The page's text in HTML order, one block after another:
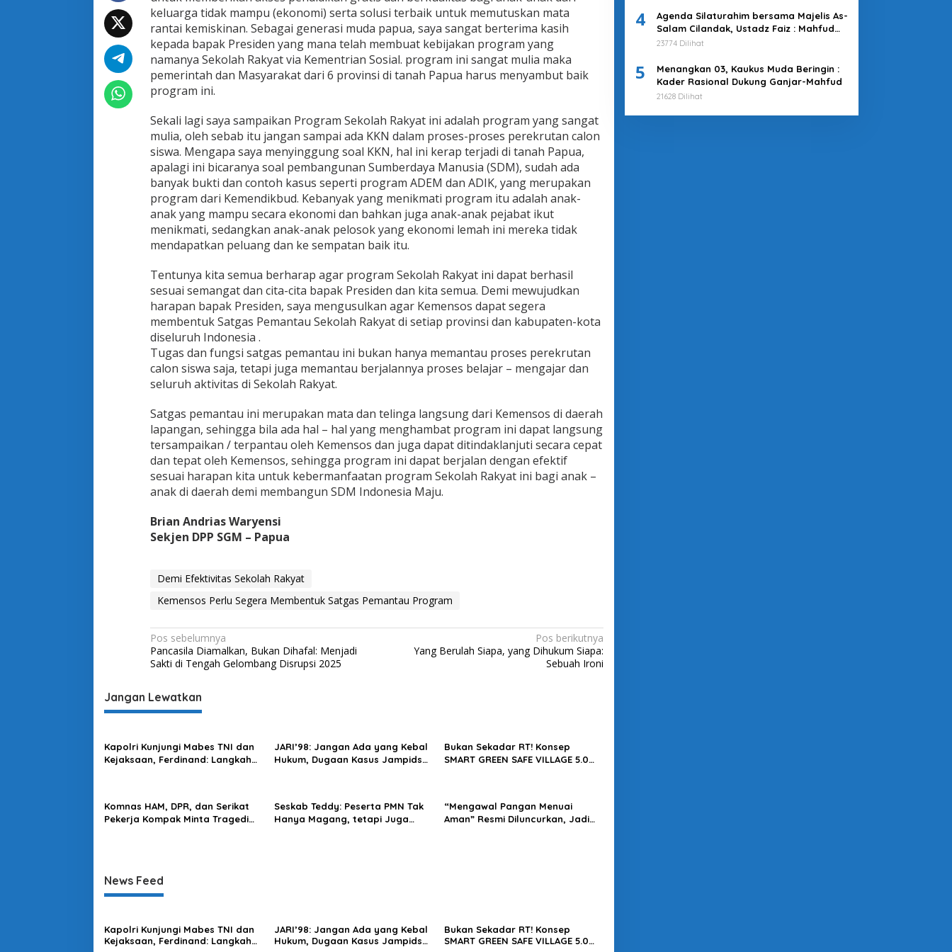
S
e
k
o
l
a
h
R
k
y
a
t
,
K
e
e
n
s
s
P
e
r
l
u
S
e
g
e
a
M
e
m
b
e
n
u
k
S
g
s
e
m
a
n
a
u
o
g
keluarga tidak mampu (ekonomi) serta solusi terbaik untuk memutuskan mata
rantai kemiskinan. Sebagai generasi muda papua, saya sangat berterima kasih
kepada bapak Presiden yang mana telah membuat kebijakan program yang
namanya Sekolah Rakyat via Kementrian Sosial. program ini sangat mulia maka
pemerintah dan Masyarakat dari 6 provinsi di tanah Papua harus menyambut baik
program ini.
Sekali lagi saya sampaikan Program Sekolah Rakyat ini adalah program yang sangat
mulia, oleh sebab itu jangan sampai ada KKN dalam proses-proses perekrutan calon
siswa. Mengapa saya menyinggung soal KKN, hal ini kerap terjadi di tanah Papua,
apalagi ini bicaranya soal pembangunan Sumberdaya Manusia (SDM), sudah ada
banyak bukti dan contoh kasus seperti program ADEM dan ADIK, yang merupakan
program dari Kemendikbud. Kebanyak yang menikmati program itu adalah anak-
anak yang mampu secara ekonomi dan bahkan juga anak-anak pejabat ikut
menikmati, sedangkan anak-anak pelosok yang ekonomi lemah ini mereka tidak
mendapatkan peluang dan ke sempatan baik itu.
Tentunya kita semua berharap agar program Sekolah Rakyat ini dapat berhasil
sesuai semangat dan cita-cita bapak Presiden dan kita semua. Demi mewujudkan
harapan bapak Presiden, saya mengusulkan agar Kemensos dapat segera
membentuk Satgas Pemantau Sekolah Rakyat di setiap provinsi dan kabupaten-kota
diseluruh Indonesia .
Tugas dan fungsi satgas pemantau ini bukan hanya memantau proses perekrutan
calon siswa saja, tetapi juga memantau berjalannya proses belajar – mengajar dan
seluruh aktivitas di Sekolah Rakyat.
Satgas pemantau ini merupakan mata dan telinga langsung dari Kemensos di daerah
lapangan, sehingga bila ada hal – hal yang menghambat program ini dapat langsung
tersampaikan / terpantau oleh Kemensos dan juga dapat ditindaklanjuti secara cepat
dan tepat oleh Kemensos, sehingga program ini dapat berjalan dengan efektif
sesuai harapan kita untuk kebermanfaatan program Sekolah Rakyat ini bagi anak –
anak di daerah demi membangun SDM Indonesia Maju.
Brian Andrias Waryensi
Sekjen DPP SGM – Papua
Demi Efektivitas Sekolah Rakyat
Kemensos Perlu Segera Membentuk Satgas Pemantau Program
N
a
i
g
a
s
p
o
Pos sebelumnya
Pancasila Diamalkan, Bukan Dihafal: Menjadi
Sakti di Tengah Gelombang Disrupsi 2025
Pos berikutnya
Yang Berulah Siapa, yang Dihukum Siapa:
Sebuah Ironi
Jangan Lewatkan
Kapolri Kunjungi Mabes TNI dan
Kejaksaan, Ferdinand: Langkah
JARI’98: Jangan Ada yang Kebal
Hukum, Dugaan Kasus Jampidsus
Bukan Sekadar RT! Konsep
SMART GREEN SAFE VILLAGE 5.0
Komnas HAM, DPR, dan Serikat
Pekerja Kompak Minta Tragedi
Seskab Teddy: Peserta PMN Tak
Hanya Magang, tetapi Juga
“Mengawal Pangan Menuai
Aman” Resmi Diluncurkan, Jadi
News Feed
Kapolri Kunjungi Mabes TNI dan
Kejaksaan, Ferdinand: Langkah
JARI’98: Jangan Ada yang Kebal
Hukum, Dugaan Kasus Jampidsus
Bukan Sekadar RT! Konsep
SMART GREEN SAFE VILLAGE 5.0
4
Agenda Silaturahim bersama Majelis As-
Salam Cilandak, Ustadz Faiz : Mahfud
MD adalah Pilihan Terbaik
23774 Dilihat
5
Menangkan 03, Kaukus Muda Beringin :
Kader Rasional Dukung Ganjar-Mahfud
21628 Dilihat